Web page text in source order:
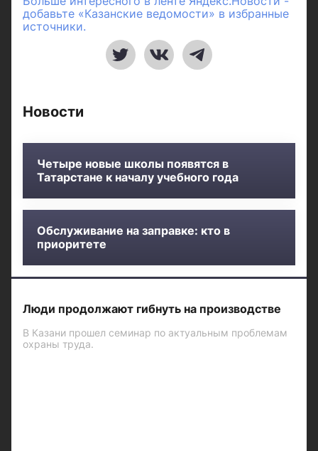
добавьте «Казанские ведомости» в избранные
источники.
Новости
Четыре новые школы появятся в
Татарстане к началу учебного года
Обслуживание на заправке: кто в
приоритете
Люди продолжают гибнуть на производстве
В Казани прошел семинар по актуальным проблемам
охраны труда.